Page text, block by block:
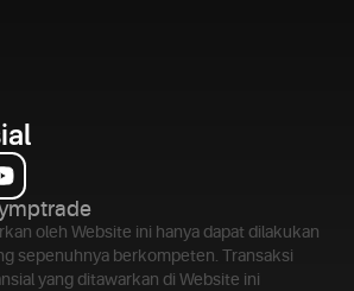
oleh Website ini hanya dapat dilakukan
sepenuhnya berkompeten. Transaksi
yang ditawarkan di Website ini